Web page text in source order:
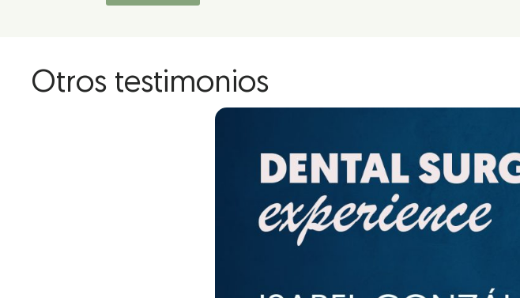
Otros testimonios